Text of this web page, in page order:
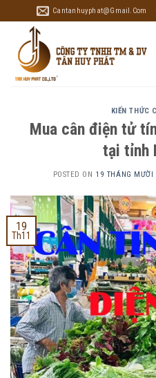
to
content
Cantanhuyphat@gmail.com
KIẾN THỨC
Mua cân điện tử
tại tỉnh
POSTED ON 19 THÁNG MƯỜI
19
Th11